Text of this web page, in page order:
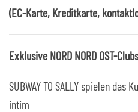
(EC-Karte, Kreditkarte,
Exklusive NORD NORD OST-
SUBWAY TO SALLY spielen
intim